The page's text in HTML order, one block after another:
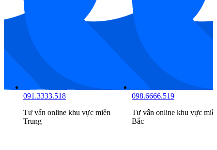
091.3333.518
Tư vấn online khu vực miền
Trung
098.6666.519
Tư vấn online khu vực
Bắc